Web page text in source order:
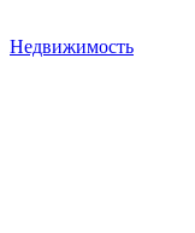
Недвижимость